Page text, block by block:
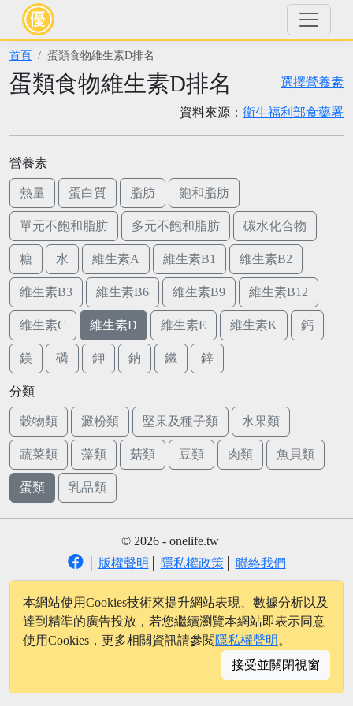
首頁 蛋類食物維生素D排名
選擇營養素
蛋類食物維生素D排名
資料來源： 衛生福利部食藥署
營養素
熱量 蛋白質 脂肪 飽和脂肪
單元不飽和脂肪 多元不飽和脂肪 碳水化合物
糖 水 維生素A 維生素B1 維生素B2
維生素B3 維生素B6 維生素B9 維生素B12
維生素C 維生素D 維生素E 維生素K 鈣
鎂 磷 鉀 鈉 鐵 鋅
分類
穀物類 澱粉類 堅果及種子類 水果類
蔬菜類 藻類 菇類 豆類 肉類 魚貝類
蛋類 乳品類
© 2026 - onelife.tw
版權聲明 隱私權政策│ 聯絡我們
本網站使用Cookies技術來提升網站表現、數據分析以及
達到精準的廣告投放，若您繼續瀏覽本網站即表示同意
使用Cookies，更多相關資訊請參閱 隱私權聲明 。
接受並關閉視窗